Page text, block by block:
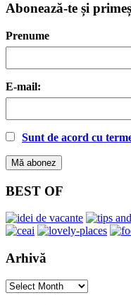
Abonează-te și
Prenume
E-mail:
Sunt de acord cu
BEST OF
Arhivă
Arhivă